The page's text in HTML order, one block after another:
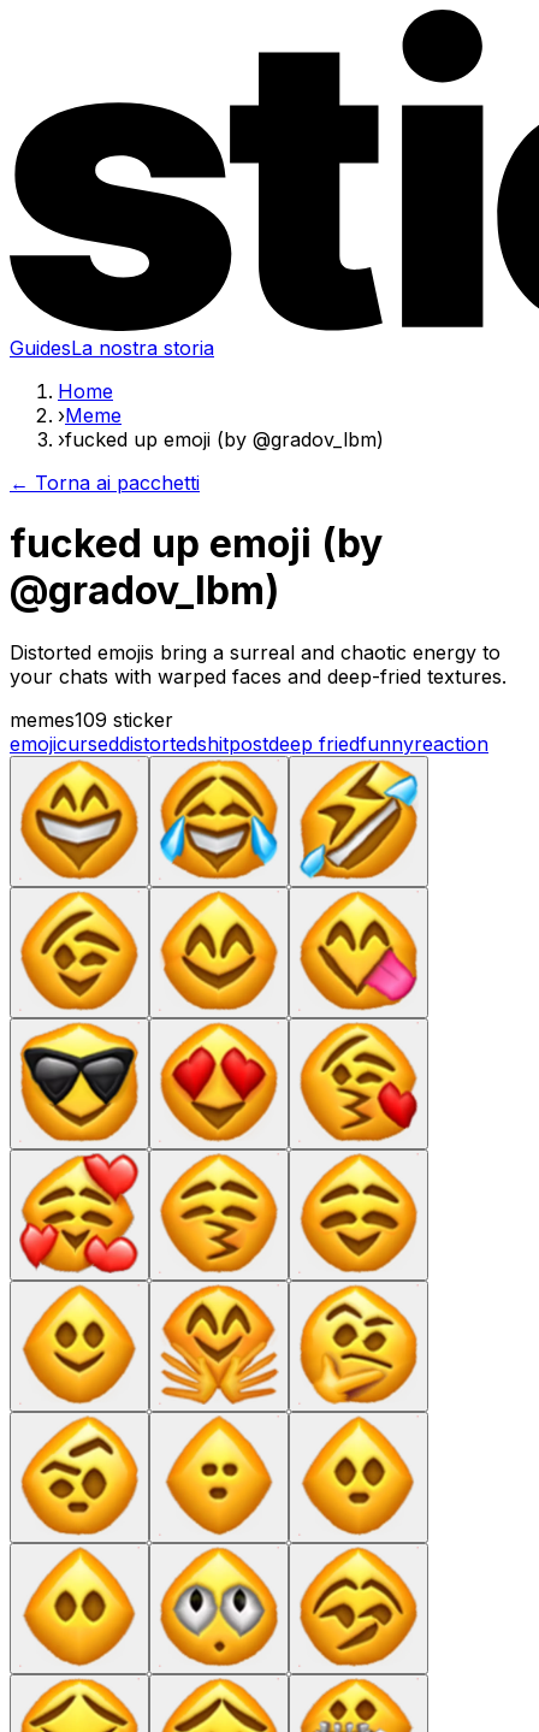
GuidesLa nostra storia
Home
›Meme
›fucked up emoji (by @gradov_lbm)
← Torna ai pacchetti
fucked up emoji (by
@gradov_lbm)
Distorted emojis bring a surreal and chaotic energy to
your chats with warped faces and deep-fried textures.
memes109 sticker
emojicurseddistortedshitpostdeep friedfunnyreaction